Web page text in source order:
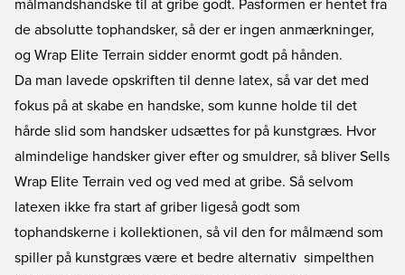
målmandshandske til at gribe godt. Pasformen er hentet fra
de absolutte tophandsker, så der er ingen anmærkninger,
og Wrap Elite Terrain sidder enormt godt på hånden.
Da man lavede opskriften til denne latex, så var det med
fokus på at skabe en handske, som kunne holde til det
hårde slid som handsker udsættes for på kunstgræs. Hvor
almindelige handsker giver efter og smuldrer, så bliver Sells
Wrap Elite Terrain ved og ved med at gribe. Så selvom
latexen ikke fra start af griber ligeså godt som
tophandskerne i kollektionen, så vil den for målmænd som
spiller på kunstgræs være et bedre alternativ  simpelthen